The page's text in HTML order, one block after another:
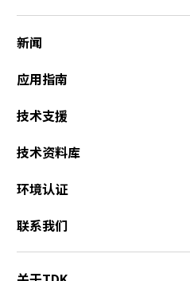
新闻
应用指南
技术支援
技术资料库
环境认证
联系我们